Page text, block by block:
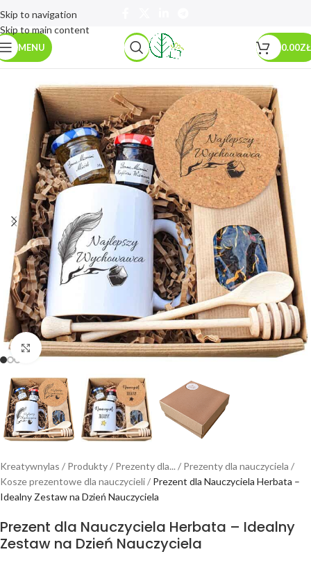
Skip to navigation
Skip to main content
MENU 0.00ZŁ
Powiększ
Kreatywnylas / Produkty/ Prezenty dla... / Prezenty dla nauczyciela /
Kosze prezentowe dla nauczycieli/ Prezent dla Nauczyciela Herbata –
Idealny Zestaw na Dzień Nauczyciela
Prezent dla Nauczyciela Herbata – Idealny
Zestaw na Dzień Nauczyciela